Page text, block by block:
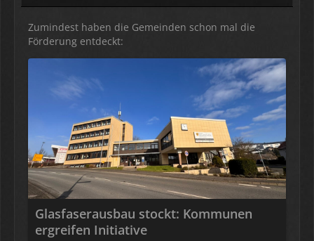
Zumindest haben die Gemeinden schon mal die
Förderung entdeckt:
Glasfaserausbau stockt: Kommunen
ergreifen Initiative